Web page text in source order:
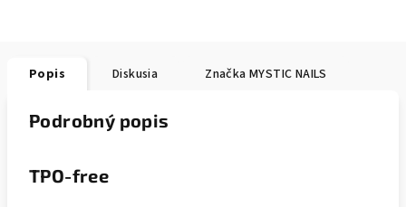
Popis Diskusia Značka MYSTIC NAILS
Podrobný popis
TPO-free